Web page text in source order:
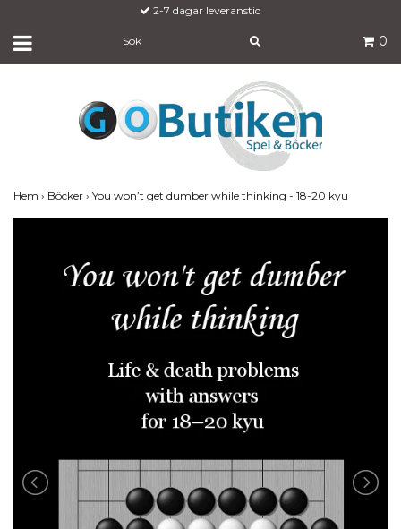
2-7 dagar leveranstid
Fraktfritt över 700:-
0
Hem › Böcker › You won’t get dumber while thinking - 18-20 kyu